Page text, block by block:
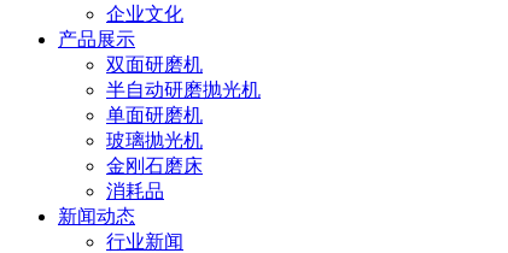
企业文化
产品展示
双面研磨机
半自动研磨抛光机
单面研磨机
玻璃抛光机
金刚石磨床
消耗品
新闻动态
行业新闻